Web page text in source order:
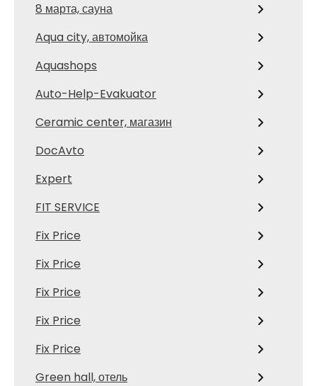
8 марта, сауна
Aqua city, автомойка
Aquashops
Auto-Help-Evakuator
Ceramic center, магазин
DocAvto
Expert
FIT SERVICE
Fix Price
Fix Price
Fix Price
Fix Price
Fix Price
Green hall, отель